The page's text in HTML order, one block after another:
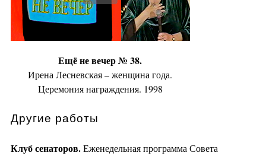
Ещё не вечер № 38.
Ирена Лесневская – женщина года.
Церемония награждения. 1998
Другие работы
Клуб сенаторов.Еженедельная программа Совета